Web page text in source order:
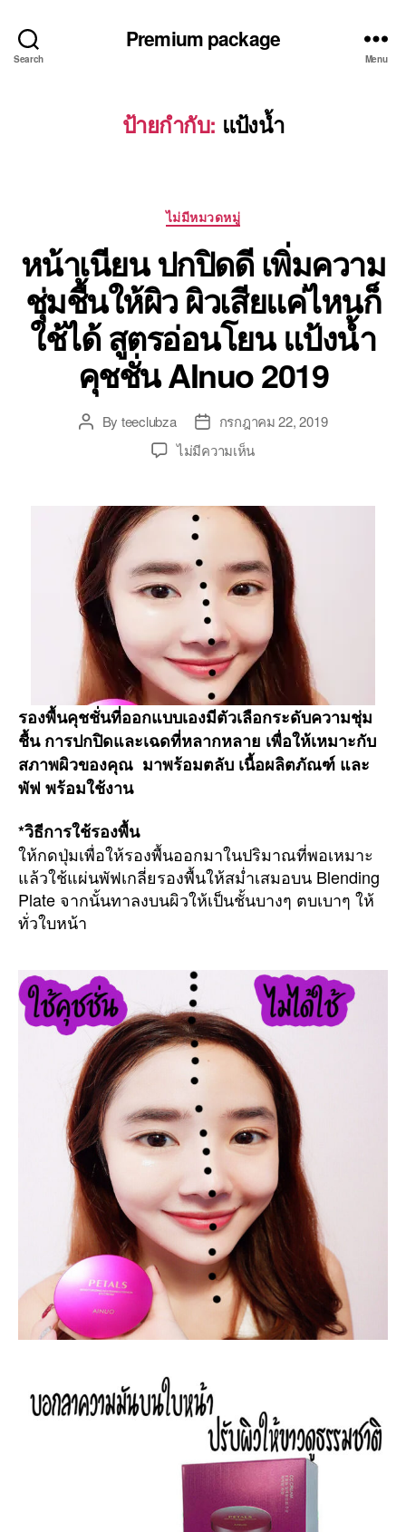
Search
Premium package
Menu
ป้ายกำกับ: แป้งน้ำ
Categories
ไม่มีหมวดหมู่
หน้าเนียน ปกปิดดี เพิ่มความ
ชุ่มชื้นให้ผิว ผิวเสียแค่ไหนก็
ใช้ได้ สูตรอ่อนโยน แป้งน้ำ
คุชชั่น AInuo 2019
PostBy teeclubza
Postกรกฎาคม 22, 2019
ไม่มีความเห็นบน
ปกปิด
ดี
เพิ่ม
ความ
ชุ่ม
ชื้น
ผิว
ผิว
เสีย
แค่
ไหน
ก็
ใช้ได้
แป้ง
น้ำ
คุชชั่น
AInuo
รองพื้นคุชชั่นที่ออกแบบเองมีตัวเลือกระดับความชุ่ม
ชื้น การปกปิดและเฉดที่หลากหลาย เพื่อให้เหมาะกับ
สภาพผิวของคุณ มาพร้อมตลับ เนื้อผลิตภัณฑ์ และ
พัฟ พร้อมใช้งาน
*วิธีการใช้รองพื้น
ให้กดปุ่มเพื่อให้รองพื้นออกมาในปริมาณที่พอเหมาะ
แล้วใช้แผ่นพัฟเกลี่ยรองพื้นให้สม่ำเสมอบน Blending
Plate จากนั้นทาลงบนผิวให้เป็นชั้นบางๆ ตบเบาๆ ให้
ทั่วใบหน้า